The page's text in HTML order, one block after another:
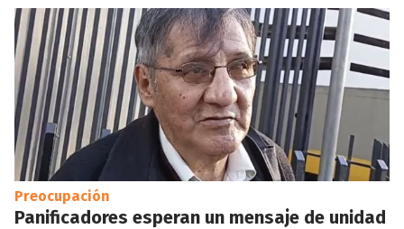
Preocupación
Panificadores esperan un mensaje de unidad